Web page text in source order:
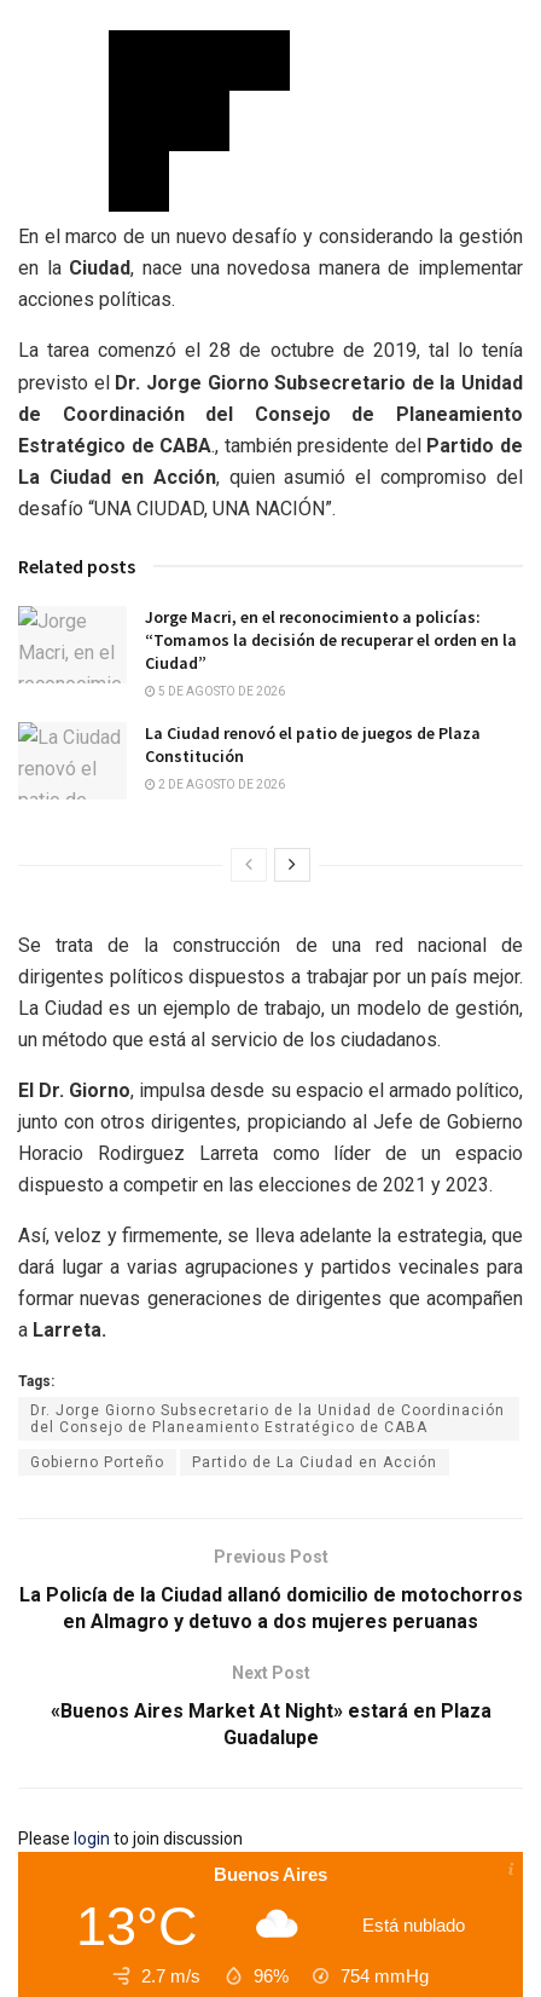
En el marco de un nuevo desafío y considerando la gestión
en la Ciudad, nace una novedosa manera de implementar
acciones políticas.
La tarea comenzó el 28 de octubre de 2019, tal lo tenía
previsto el Dr. Jorge Giorno Subsecretario de la Unidad
de Coordinación del Consejo de Planeamiento
Estratégico de CABA., también presidente del Partido de
La Ciudad en Acción, quien asumió el compromiso del
desafío “UNA CIUDAD, UNA NACIÓN”.
Related posts
Jorge Macri, en el reconocimiento a policías:
“Tomamos la decisión de recuperar el orden en la
Ciudad”
5 DE AGOSTO DE 2026
La Ciudad renovó el patio de juegos de Plaza
Constitución
2 DE AGOSTO DE 2026
Se trata de la construcción de una red nacional de
dirigentes políticos dispuestos a trabajar por un país mejor.
La Ciudad es un ejemplo de trabajo, un modelo de gestión,
un método que está al servicio de los ciudadanos.
El Dr. Giorno, impulsa desde su espacio el armado político,
junto con otros dirigentes, propiciando al Jefe de Gobierno
Horacio Rodirguez Larreta como líder de un espacio
dispuesto a competir en las elecciones de 2021 y 2023.
Así, veloz y firmemente, se lleva adelante la estrategia, que
dará lugar a varias agrupaciones y partidos vecinales para
formar nuevas generaciones de dirigentes que acompañen
a Larreta.
Tags:
Dr. Jorge Giorno Subsecretario de la Unidad de Coordinación
del Consejo de Planeamiento Estratégico de CABA
Gobierno Porteño Partido de La Ciudad en Acción
Previous Post
La Policía de la Ciudad allanó domicilio de motochorros
en Almagro y detuvo a dos mujeres peruanas
Next Post
«Buenos Aires Market At Night» estará en Plaza
Guadalupe
Please login to join discussion
Buenos Aires
13°C Está nublado
2.7 m/s 96% 754 mmHg